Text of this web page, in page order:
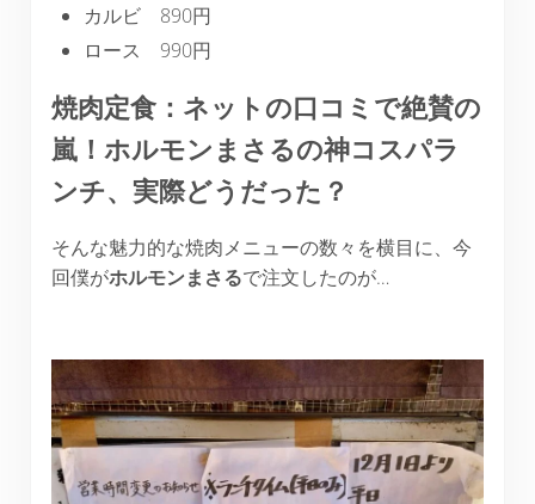
カルビ 890円
ロース 990円
焼肉定食：ネットの口コミで絶賛の
嵐！ホルモンまさるの神コスパラ
ンチ、実際どうだった？
そんな魅力的な焼肉メニューの数々を横目に、今
回僕がホルモンまさるで注文したのが…